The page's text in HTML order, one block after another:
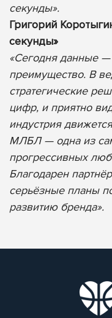
секунды».
Григорий
секунды»
«Сегодня данные —
преимущество. В
стратегические
цифр, и приятно
индустрия
МЛБЛ — одна из
прогрессивных
Благодарен
серьёзные планы
развитию бренда».